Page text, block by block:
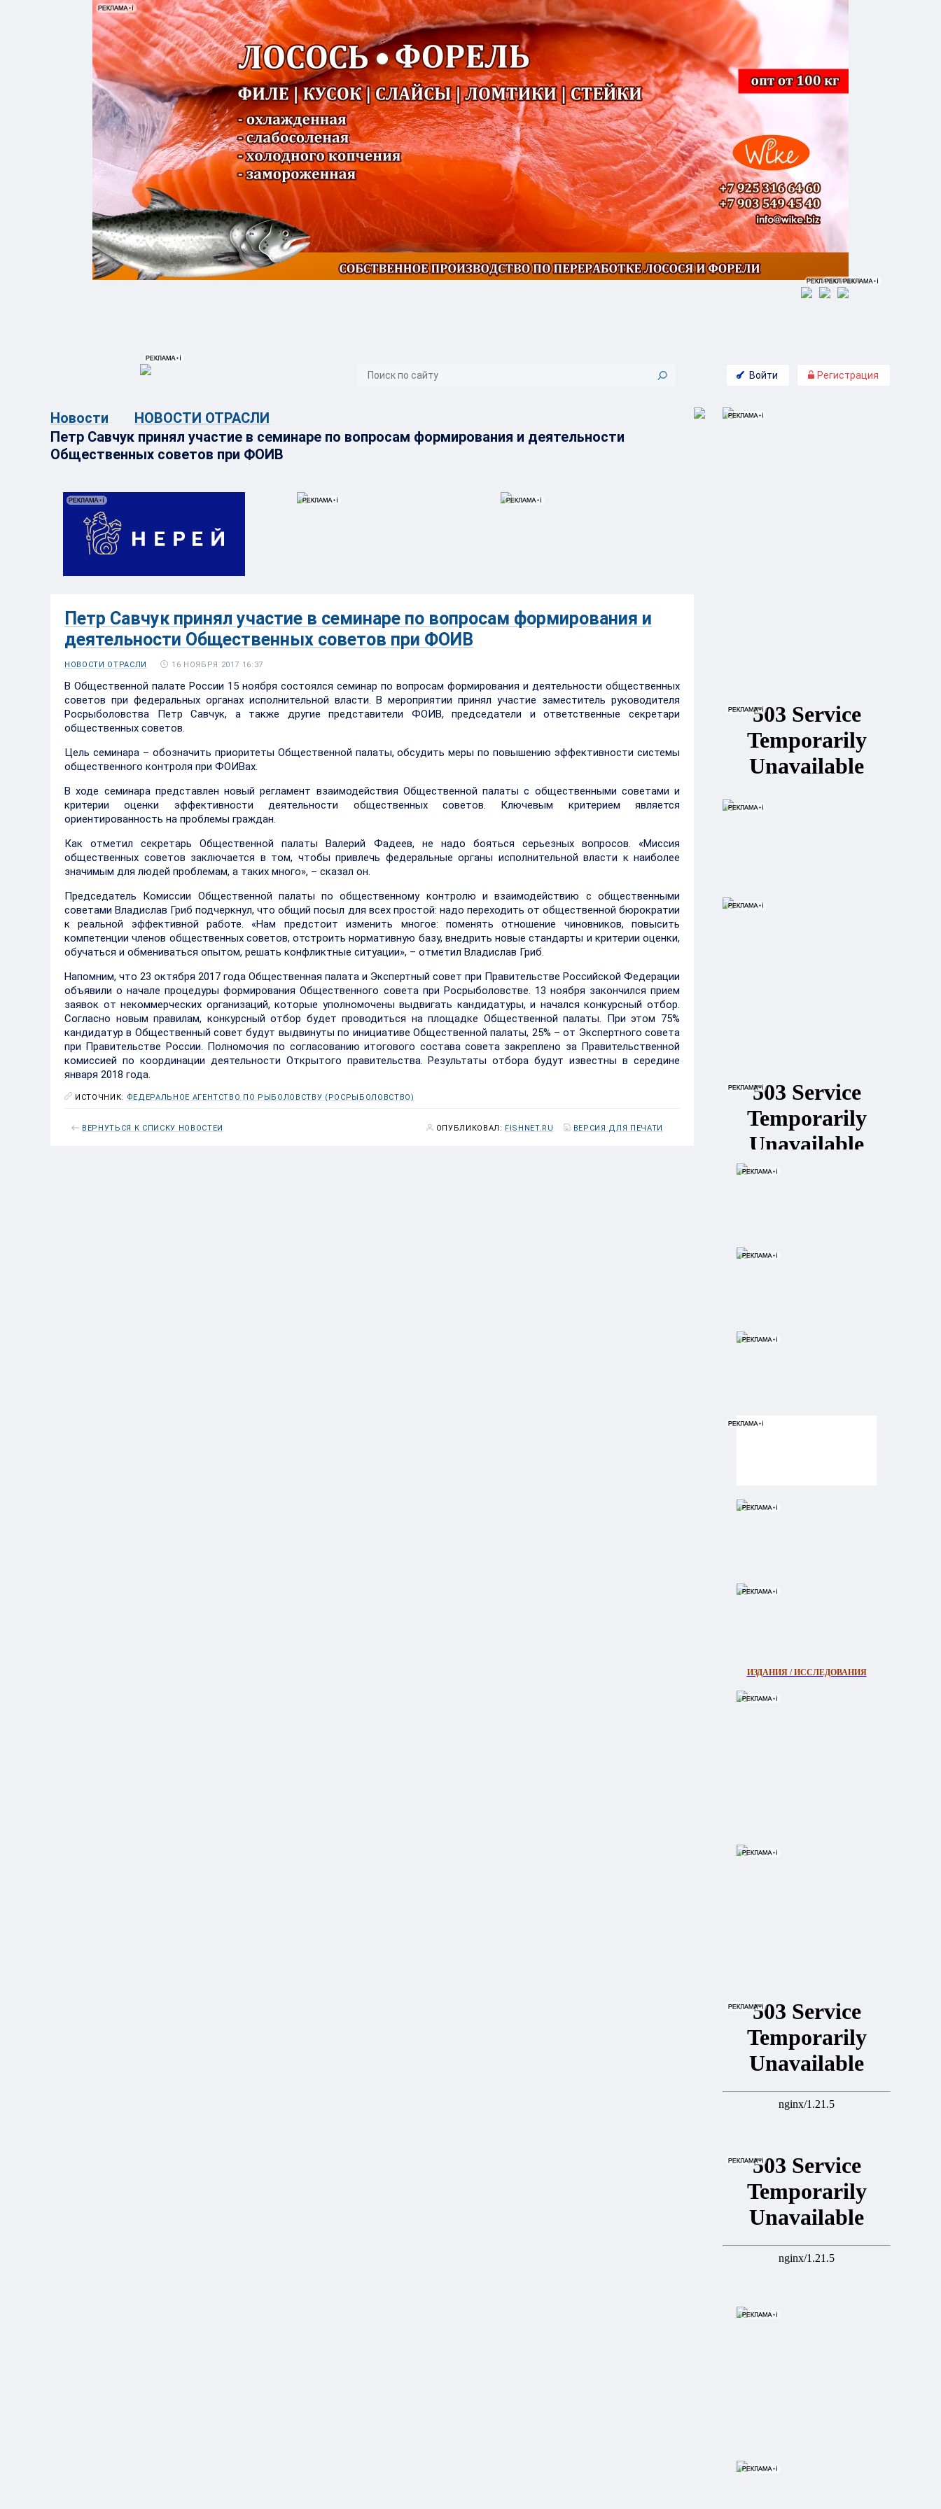
Войти Регистрация
Новости
НОВОСТИ ОТРАСЛИ
Петр Савчук принял участие в семинаре по вопросам формирования и деятельности
Общественных советов при ФОИВ
Петр Савчук принял участие в семинаре по вопросам формирования и
деятельности Общественных советов при ФОИВ
НОВОСТИ ОТРАСЛИ 16 НОЯБРЯ 2017 16:37
В Общественной палате России 15 ноября состоялся семинар по вопросам формирования и деятельности общественных
советов при федеральных органах исполнительной власти. В мероприятии принял участие заместитель руководителя
Росрыболовства Петр Савчук, а также другие представители ФОИВ, председатели и ответственные секретари
общественных советов.
Цель семинара – обозначить приоритеты Общественной палаты, обсудить меры по повышению эффективности системы
общественного контроля при ФОИВах.
В ходе семинара представлен новый регламент взаимодействия Общественной палаты с общественными советами и
критерии оценки эффективности деятельности общественных советов. Ключевым критерием является
ориентированность на проблемы граждан.
Как отметил секретарь Общественной палаты Валерий Фадеев, не надо бояться серьезных вопросов. «Миссия
общественных советов заключается в том, чтобы привлечь федеральные органы исполнительной власти к наиболее
значимым для людей проблемам, а таких много», – сказал он.
Председатель Комиссии Общественной палаты по общественному контролю и взаимодействию с общественными
советами Владислав Гриб подчеркнул, что общий посыл для всех простой: надо переходить от общественной бюрократии
к реальной эффективной работе. «Нам предстоит изменить многое: поменять отношение чиновников, повысить
компетенции членов общественных советов, отстроить нормативную базу, внедрить новые стандарты и критерии оценки,
обучаться и обмениваться опытом, решать конфликтные ситуации», – отметил Владислав Гриб.
Напомним, что 23 октября 2017 года Общественная палата и Экспертный совет при Правительстве Российской Федерации
объявили о начале процедуры формирования Общественного совета при Росрыболовстве. 13 ноября закончился прием
заявок от некоммерческих организаций, которые уполномочены выдвигать кандидатуры, и начался конкурсный отбор.
Согласно новым правилам, конкурсный отбор будет проводиться на площадке Общественной палаты. При этом 75%
кандидатур в Общественный совет будут выдвинуты по инициативе Общественной палаты, 25% – от Экспертного совета
при Правительстве России. Полномочия по согласованию итогового состава совета закреплено за Правительственной
комиссией по координации деятельности Открытого правительства. Результаты отбора будут известны в середине
января 2018 года.
ИСТОЧНИК: ФЕДЕРАЛЬНОЕ АГЕНТСТВО ПО РЫБОЛОВСТВУ (РОСРЫБОЛОВСТВО)
ВЕРНУТЬСЯ К СПИСКУ НОВОСТЕЙ ОПУБЛИКОВАЛ: FISHNET.RU ВЕРСИЯ ДЛЯ ПЕЧАТИ
ИЗДАНИЯ / ИССЛЕДОВАНИЯ